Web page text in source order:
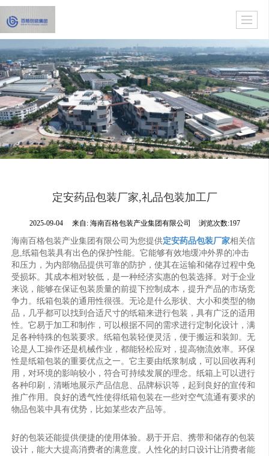
定安药品包装厂家,礼品包装加工厂
2025-09-04 来自: 海南百格包装产业集团有限公司 浏览次数:197
海南百格包装产业集团有限公司为您提供定安药品包装厂家相关信
息,纸箱包装具有出色的保护性能。它能够有效地缓冲外界的冲击
和压力，为内部物品提供可靠的防护，使其在运输和储存过程中免
受损坏。其成本相对较低，是一种经济实惠的包装选择。对于企业
来说，能够在保证包装质量的前提下控制成本，提升产品的市场竞
争力。纸箱包装的通用性很强。无论是什么形状、大小和类型的物
品，几乎都可以找到合适尺寸的纸箱来进行包装，具有广泛的适用
性。它易于加工和制作，可以根据不同的需求进行定制化设计，满
足各种特殊的包装要求。纸箱包装轻便灵活，便于搬运和装卸。无
论是人工操作还是机械作业，都能轻松应对，提高物流效率。环保
性是纸箱包装的重要优点之一。它主要由纸浆制成，可以回收再利
用，对环境的影响较小，符合可持续发展的理念。纸箱上可以进行
各种印刷，清晰地展示产品信息、品牌标识等，起到良好的宣传和
推广作用。良好的透气性使得纸箱包装在一些对空气流通有要求的
物品包装中具有优势，比如某些农产品等。
好的包装还能提供便捷的使用体验。易于开启、携带和储存的包装
设计，能大大提高消费者的满意度。人性化的封口设计让消费者能